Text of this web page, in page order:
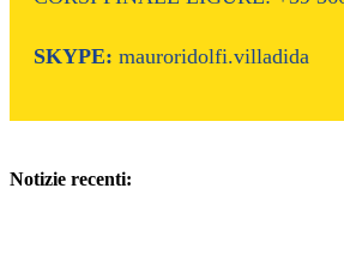
SKYPE: mauroridolfi.villadida
Notizie recenti: